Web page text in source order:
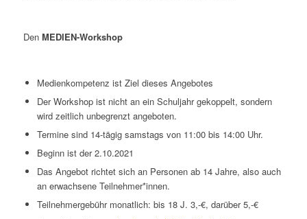
Den MEDIEN-Workshop
Medienkompetenz ist Ziel dieses Angebotes
Der Workshop ist nicht an ein Schuljahr gekoppelt, sondern
wird zeitlich unbegrenzt angeboten.
Termine sind 14-tägig samstags von 11:00 bis 14:00 Uhr.
Beginn ist der 2.10.2021
Das Angebot richtet sich an Personen ab 14 Jahre, also auch
an erwachsene Teilnehmer*innen.
Teilnehmergebühr monatlich: bis 18 J. 3,-€, darüber 5,-€